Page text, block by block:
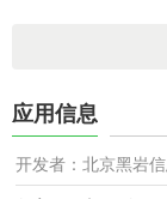
应用信息
开发者：北京黑岩